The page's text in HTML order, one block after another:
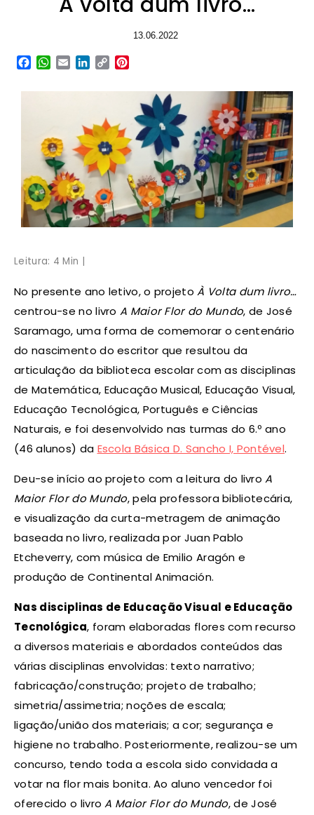
13.06.2022
Facebook
WhatsApp
EmailLinkedIn
Copy
Leitura: 4 Min |
No presente ano letivo, o projetoÀ Volta dum livro…
centrou-se no livroA Maior Flor do Mundo, de José
Saramago, uma forma de comemorar o centenário
do nascimento do escritor que resultou da
articulação da biblioteca escolar com as disciplinas
de Matemática, Educação Musical, Educação Visual,
Educação Tecnológica, Português e Ciências
Naturais, e foi desenvolvido nas turmas do 6.º ano
(46 alunos) da Escola Básica D. Sancho I, Pontével.
Deu-se início ao projeto com a leitura do livroA
Maior Flor do Mundo, pela professora bibliotecária,
e visualização da curta-metragem de animação
baseada no livro, realizada por Juan Pablo
Etcheverry, com música de Emilio Aragón e
produção de Continental Animación.
Nas disciplinas de Educação Visual e Educação
Tecnológica, foram elaboradas flores com recurso
a diversos materiais e abordados conteúdos das
várias disciplinas envolvidas: texto narrativo;
fabricação/construção; projeto de trabalho;
simetria/assimetria; noções de escala;
ligação/união dos materiais; a cor; segurança e
higiene no trabalho. Posteriormente, realizou-se um
concurso, tendo toda a escola sido convidada a
votar na flor mais bonita. Ao aluno vencedor foi
oferecido o livroA Maior Flor do Mundo, de José